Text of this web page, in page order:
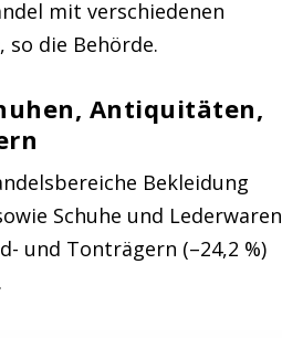
mit verschiedenen
so die Behörde.
Antiquitäten,
Bekleidung
Schuhe und Lederwaren
und Tonträgern (–24,2 %)